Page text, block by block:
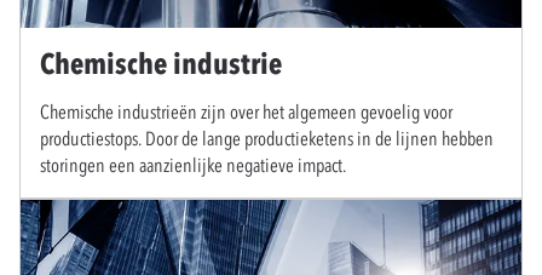
Chemische industrie
Chemische industrieën zijn over het algemeen gevoelig voor
productiestops. Door de lange productieketens in de lijnen hebben
storingen een aanzienlijke negatieve impact.